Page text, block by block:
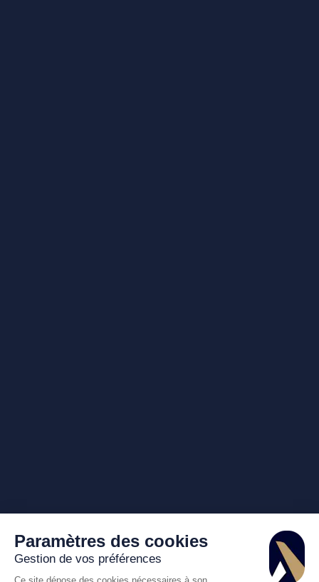
Paramètres des cookies
Gestion de vos préférences
Ce site dépose des cookies nécessaires à son